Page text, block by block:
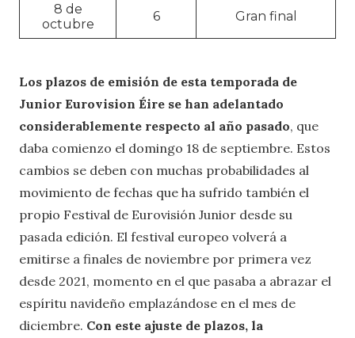
8 de
octubre
6 Gran final
Los plazos de emisión de esta temporada de
Junior Eurovision Éire se han adelantado
considerablemente respecto al año pasado, que
daba comienzo el domingo 18 de septiembre. Estos
cambios se deben con muchas probabilidades al
movimiento de fechas que ha sufrido también el
propio Festival de Eurovisión Junior desde su
pasada edición. El festival europeo volverá a
emitirse a finales de noviembre por primera vez
desde 2021, momento en el que pasaba a abrazar el
espíritu navideño emplazándose en el mes de
diciembre. Con este ajuste de plazos, la